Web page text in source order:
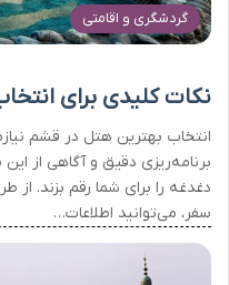
گردشگری و اقامتی
نکات کلیدی برای
انتخاب بهترین هتل در قشم
برنامه‌ریزی دقیق و آگاهی از
دغدغه را برای شما رقم بزند. از
سفر، می‌توانید اطلاعات…